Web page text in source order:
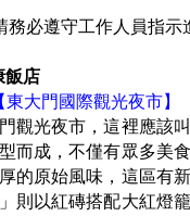
必遵守工作人員指示
飯店
東大門國際觀光夜市】
觀光夜市，這裡應該
而成，不僅有眾多美
的原始風味，這區有
則以紅磚搭配大紅燈